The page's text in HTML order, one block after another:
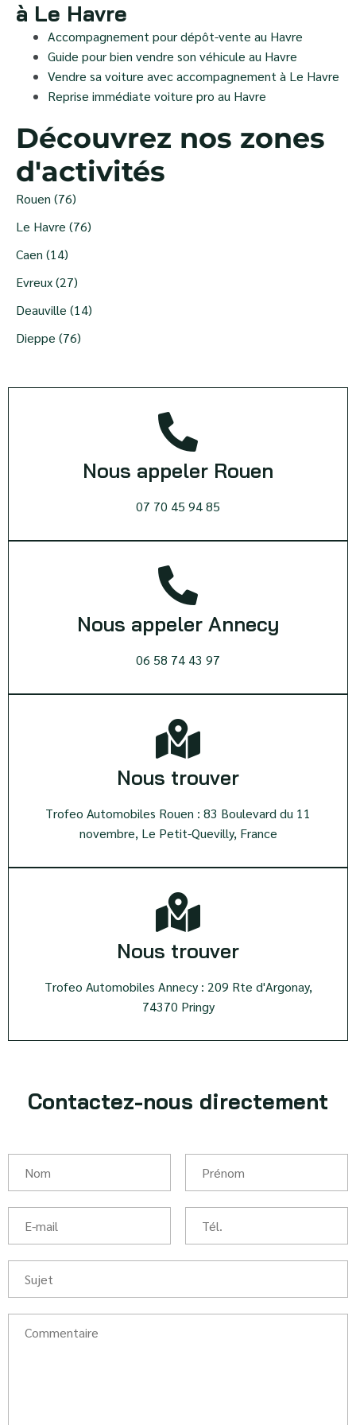
à Le Havre
Accompagnement pour dépôt-vente au Havre
Guide pour bien vendre son véhicule au Havre
Vendre sa voiture avec accompagnement à Le Havre
Reprise immédiate voiture pro au Havre
Découvrez nos zones
d'activités
Rouen (76)
Le Havre (76)
Caen (14)
Evreux (27)
Deauville (14)
Dieppe (76)
Nous appeler Rouen
07 70 45 94 85
Nous appeler Annecy
06 58 74 43 97
Nous trouver
Trofeo Automobiles Rouen : 83 Boulevard du 11
novembre, Le Petit-Quevilly, France
Nous trouver
Trofeo Automobiles Annecy : 209 Rte d'Argonay,
74370 Pringy
Contactez-nous directement